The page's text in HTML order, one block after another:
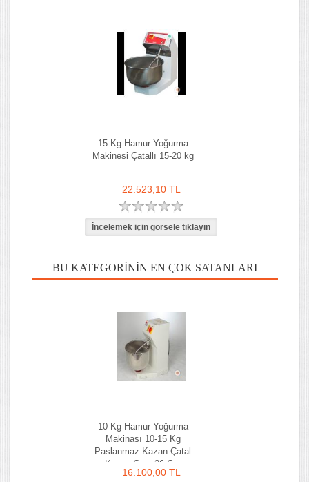
15 Kg Hamur Yoğurma
Makinesi Çatallı 15-20 kg
22.523,10 TL
BU KATEGORININ EN ÇOK SATANLARI
10 Kg Hamur Yoğurma
Makinası 10-15 Kg
Paslanmaz Kazan Çatal
Kazan Çapı 36 Cm
16.100,00 TL